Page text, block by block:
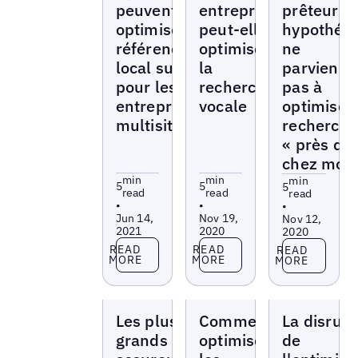
peuvent
optimiser le
référencement
local sur page
pour les
entreprises
multisites
5min
read
•
Jun 14,
2021
Read more
READ
MORE
entreprise
peut-elle
optimiser
la
recherche
vocale
5min
read
•
Nov 19,
2020
Read more
READ
MORE
prêteurs
ne
pas à
optimiser
recherche
« près de
chez moi
5min
read
•
Nov 12,
2020
Read more
READ
MORE
Les plus
grands
Comment
optimiser
La
de